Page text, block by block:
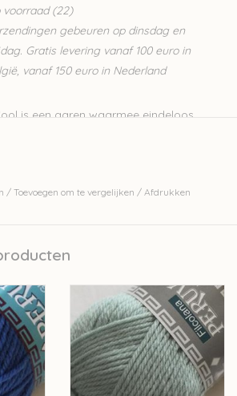
voorraad(22)
gebeuren op dinsdag en
Gratis levering vanaf 100 euro in
vanaf 150 euro in Nederland
is een garen waarmee eindeloos
kan afwijken van de werkelijke kleur.
/ Toevoegen om te vergelijken / Afdrukken